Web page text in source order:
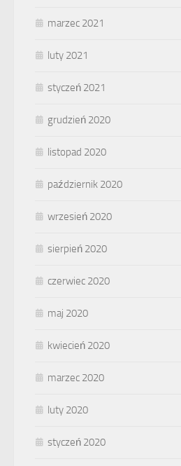
marzec 2021
luty 2021
styczeń 2021
grudzień 2020
listopad 2020
październik 2020
wrzesień 2020
sierpień 2020
czerwiec 2020
maj 2020
kwiecień 2020
marzec 2020
luty 2020
styczeń 2020